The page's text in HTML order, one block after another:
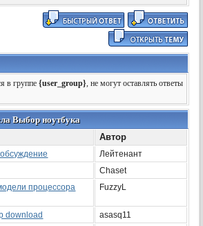
в группе{user_group}, не могут оставлять ответы
Выбор ноутбука
Автор
Лейтенант
Chaset
процессора
FuzzyL
download
asasq11